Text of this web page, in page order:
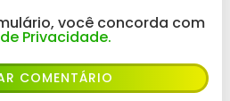
você concorda com
Privacidade.